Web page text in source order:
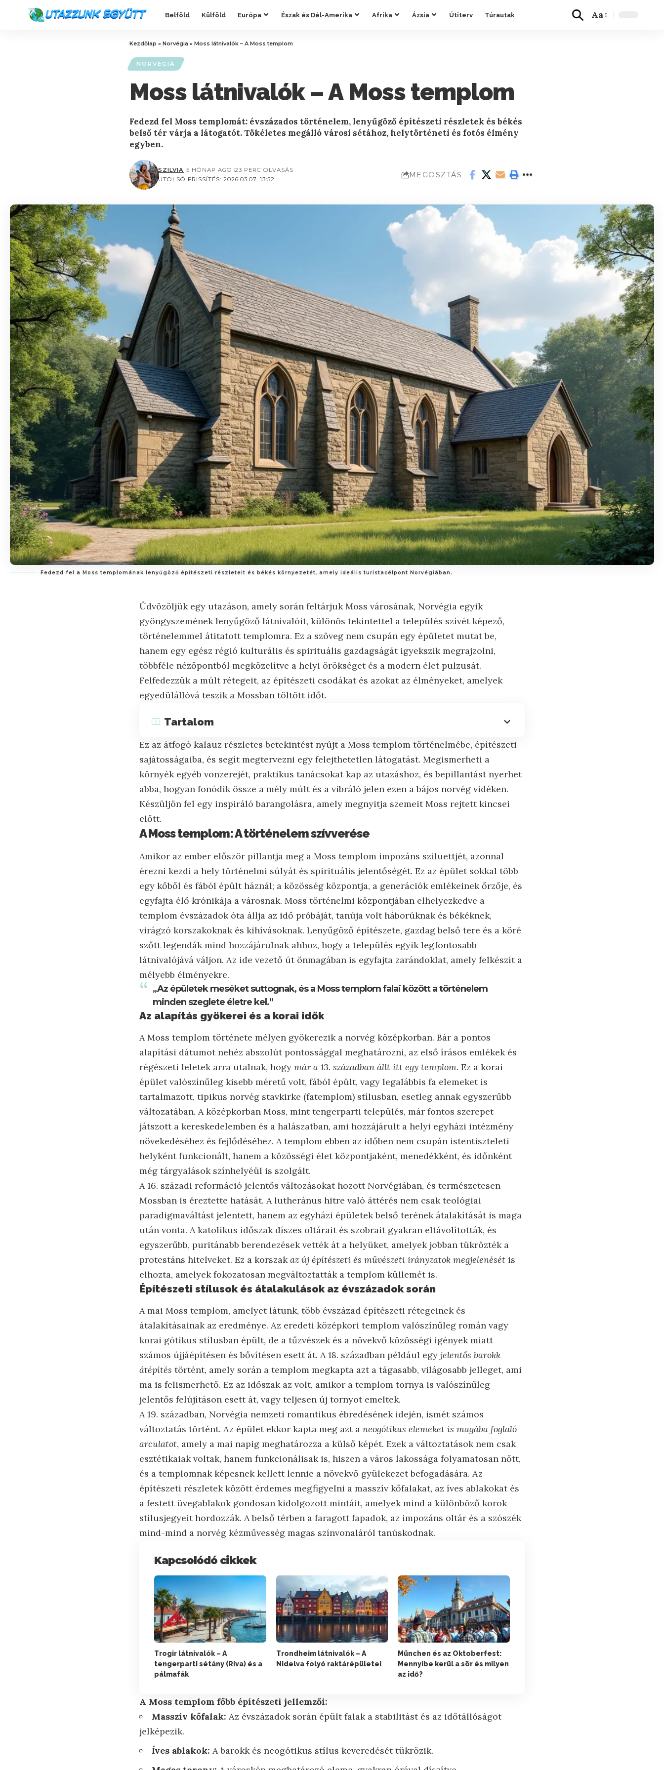
Belföld Külföld Európa Észak és Dél-Amerika Afrika Ázsia Útiterv Túrautak Aa
Kezdőlap » Norvégia » Moss látnivalók – A Moss templom
NORVÉGIA
Moss látnivalók – A Moss templom
Fedezd fel Moss templomát: évszázados történelem, lenyűgöző építészeti részletek és békés
belső tér várja a látogatót. Tökéletes megálló városi sétához, helytörténeti és fotós élmény
egyben.
UTOLSÓ FRISSÍTÉS: 2026.03.07. 13:52
SZILVIA 5 HÓNAP AGO 23 PERC OLVASÁS
MEGOSZTÁS
Fedezd fel a Moss templomának lenyűgöző építészeti részleteit és békés környezetét, amely ideális turistacélpont Norvégiában.
Üdvözöljük egy utazáson, amely során feltárjuk Moss városának, Norvégia egyik
gyöngyszemének lenyűgöző látnivalóit, különös tekintettel a település szívét képező,
történelemmel átitatott templomra. Ez a szöveg nem csupán egy épületet mutat be,
hanem egy egész régió kulturális és spirituális gazdagságát igyekszik megrajzolni,
többféle nézőpontból megközelítve a helyi örökséget és a modern élet pulzusát.
Felfedezzük a múlt rétegeit, az építészeti csodákat és azokat az élményeket, amelyek
egyedülállóvá teszik a Mossban töltött időt.
Tartalom
Ez az átfogó kalauz részletes betekintést nyújt a Moss templom történelmébe, építészeti
sajátosságaiba, és segít megtervezni egy felejthetetlen látogatást. Megismerheti a
környék egyéb vonzerejét, praktikus tanácsokat kap az utazáshoz, és bepillantást nyerhet
abba, hogyan fonódik össze a mély múlt és a vibráló jelen ezen a bájos norvég vidéken.
Készüljön fel egy inspiráló barangolásra, amely megnyitja szemeit Moss rejtett kincsei
előtt.
A Moss templom: A történelem szívverése
Amikor az ember először pillantja meg a Moss templom impozáns sziluettjét, azonnal
érezni kezdi a hely történelmi súlyát és spirituális jelentőségét. Ez az épület sokkal több
egy kőből és fából épült háznál; a közösség központja, a generációk emlékeinek őrzője, és
egyfajta élő krónikája a városnak. Moss történelmi központjában elhelyezkedve a
templom évszázadok óta állja az idő próbáját, tanúja volt háborúknak és békéknek,
virágzó korszakoknak és kihívásoknak. Lenyűgöző építészete, gazdag belső tere és a köré
szőtt legendák mind hozzájárulnak ahhoz, hogy a település egyik legfontosabb
látnivalójává váljon. Az ide vezető út önmagában is egyfajta zarándoklat, amely felkészít a
mélyebb élményekre.
„Az épületek meséket suttognak, és a Moss templom falai között a történelem
minden szeglete életre kel.”
Az alapítás gyökerei és a korai idők
A Moss templom története mélyen gyökerezik a norvég középkorban. Bár a pontos
alapítási dátumot nehéz abszolút pontossággal meghatározni, az első írásos emlékek és
régészeti leletek arra utalnak, hogy már a 13. században állt itt egy templom. Ez a korai
épület valószínűleg kisebb méretű volt, fából épült, vagy legalábbis fa elemeket is
tartalmazott, tipikus norvég stavkirke (fatemplom) stílusban, esetleg annak egyszerűbb
változatában. A középkorban Moss, mint tengerparti település, már fontos szerepet
játszott a kereskedelemben és a halászatban, ami hozzájárult a helyi egyházi intézmény
növekedéséhez és fejlődéséhez. A templom ebben az időben nem csupán istentiszteleti
helyként funkcionált, hanem a közösségi élet központjaként, menedékként, és időnként
még tárgyalások színhelyéül is szolgált.
A 16. századi reformáció jelentős változásokat hozott Norvégiában, és természetesen
Mossban is éreztette hatását. A lutheránus hitre való áttérés nem csak teológiai
paradigmaváltást jelentett, hanem az egyházi épületek belső terének átalakítását is maga
után vonta. A katolikus időszak díszes oltárait és szobrait gyakran eltávolították, és
egyszerűbb, puritánabb berendezések vették át a helyüket, amelyek jobban tükrözték a
protestáns hitelveket. Ez a korszakaz új építészeti és művészeti irányzatok megjelenését is
elhozta, amelyek fokozatosan megváltoztatták a templom küllemét is.
Építészeti stílusok és átalakulások az évszázadok során
A mai Moss templom, amelyet látunk, több évszázad építészeti rétegeinek és
átalakításainak az eredménye. Az eredeti középkori templom valószínűleg román vagy
korai gótikus stílusban épült, de a tűzvészek és a növekvő közösségi igények miatt
számos újjáépítésen és bővítésen esett át. A 18. században például egy jelentős barokk
átépítés történt, amely során a templom megkapta azt a tágasabb, világosabb jelleget, ami
ma is felismerhető. Ez az időszak az volt, amikor a templom tornya is valószínűleg
jelentős felújításon esett át, vagy teljesen új tornyot emeltek.
A 19. században, Norvégia nemzeti romantikus ébredésének idején, ismét számos
változtatás történt. Az épület ekkor kapta meg azt a neogótikus elemeket is magába foglaló
arculatot, amely a mai napig meghatározza a külső képét. Ezek a változtatások nem csak
esztétikaiak voltak, hanem funkcionálisak is, hiszen a város lakossága folyamatosan nőtt,
és a templomnak képesnek kellett lennie a növekvő gyülekezet befogadására. Az
építészeti részletek között érdemes megfigyelni a masszív kőfalakat, az íves ablakokat és
a festett üvegablakok gondosan kidolgozott mintáit, amelyek mind a különböző korok
stílusjegyeit hordozzák. A belső térben a faragott fapadok, az impozáns oltár és a szószék
mind-mind a norvég kézművesség magas színvonaláról tanúskodnak.
Kapcsolódó cikkek
Trogir látnivalók – A
tengerparti sétány (Riva) és a
pálmafák
Trondheim látnivalók – A
Nidelva folyó raktárépületei
München és az Oktoberfest:
Mennyibe kerül a sör és milyen
az idő?
A Moss templom főbb építészeti jellemzői:
Masszív kőfalak: Az évszázadok során épült falak a stabilitást és az időtállóságot
jelképezik.
Íves ablakok: A barokk és neogótikus stílus keveredését tükrözik.